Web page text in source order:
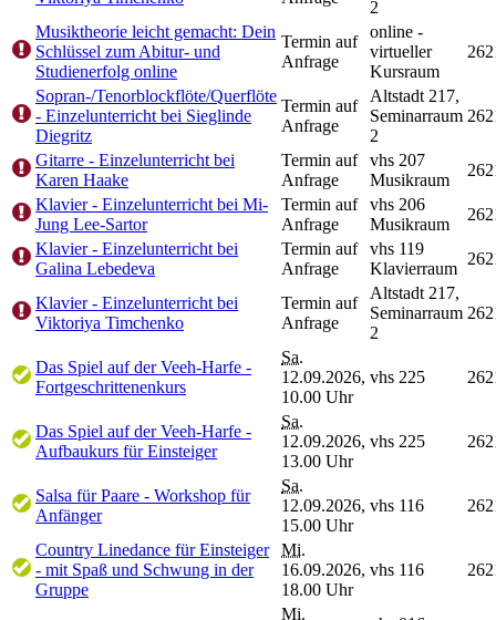
2
Musiktheorie leicht gemacht: Dein
Schlüssel zum Abitur- und
Studienerfolg online
Termin auf
Anfrage
online -
virtueller
Kursraum
Sopran-/Tenorblockflöte/Querflöte
- Einzelunterricht bei Sieglinde
Diegritz
Termin auf
Anfrage
Altstadt 217,
Seminarraum
2
Gitarre - Einzelunterricht bei
Karen Haake
Termin auf
Anfrage
vhs 207
Musikraum
Klavier - Einzelunterricht bei Mi-
Jung Lee-Sartor
Termin auf
Anfrage
vhs 206
Musikraum
Klavier - Einzelunterricht bei
Galina Lebedeva
Termin auf
Anfrage
vhs 119
Klavierraum
Klavier - Einzelunterricht bei
Viktoriya Timchenko
Termin auf
Anfrage
Altstadt 217,
Seminarraum
2
Das Spiel auf der Veeh-Harfe -
Fortgeschrittenenkurs
Sa.
12.09.2026,
10.00 Uhr
vhs 225
Das Spiel auf der Veeh-Harfe -
Aufbaukurs für Einsteiger
Sa.
12.09.2026,
13.00 Uhr
vhs 225
Salsa für Paare - Workshop für
Anfänger
Sa.
12.09.2026,
15.00 Uhr
vhs 116
Country Linedance für Einsteiger
- mit Spaß und Schwung in der
Gruppe
Mi.
16.09.2026,
18.00 Uhr
vhs 116
Mi.